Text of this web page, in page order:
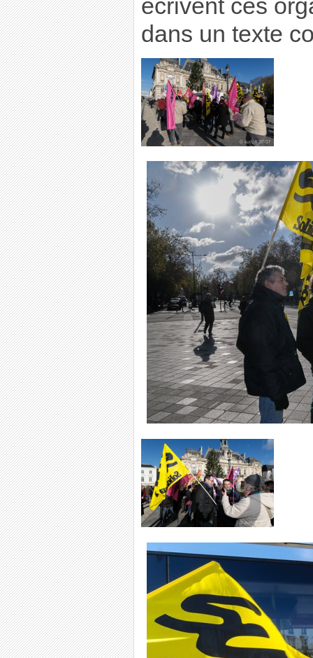
écrivent ces
dans un texte